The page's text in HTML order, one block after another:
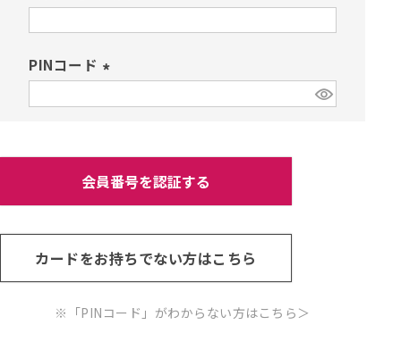
必
)
PINコード
必
)
会員番号を認証する
カードをお持ちでない方はこちら
※「PINコード」がわからない方はこちら ＞